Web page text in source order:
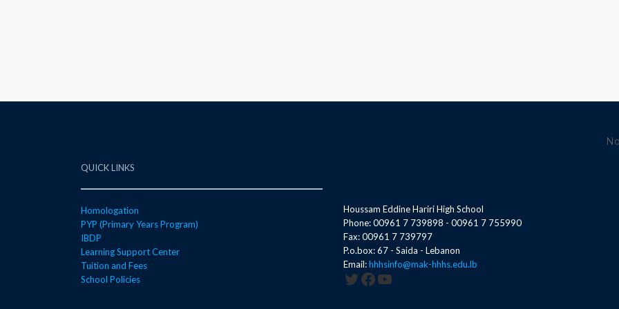
QUICK LINKS
Homologation
PYP (Primary Years Program)
IBDP
Learning Support Center
Tuition and Fees
School Policies
Houssam Eddine Hariri High School
Phone: 00961 7 739898 - 00961 7 755990
Fax: 00961 7 739797
P.o.box: 67 - Saida - Lebanon
Email:hhhsinfo@mak-hhhs.edu.lb
Twitter
Facebook
YouTube